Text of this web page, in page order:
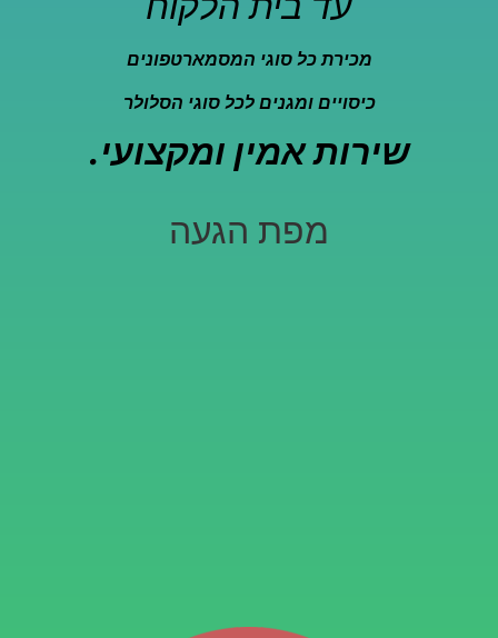
מכירת כל סוגי המסמארטפונים
כיסויים ומגנים לכל סוגי הסלולר
שירות אמין ומקצועי.
מפת הגעה